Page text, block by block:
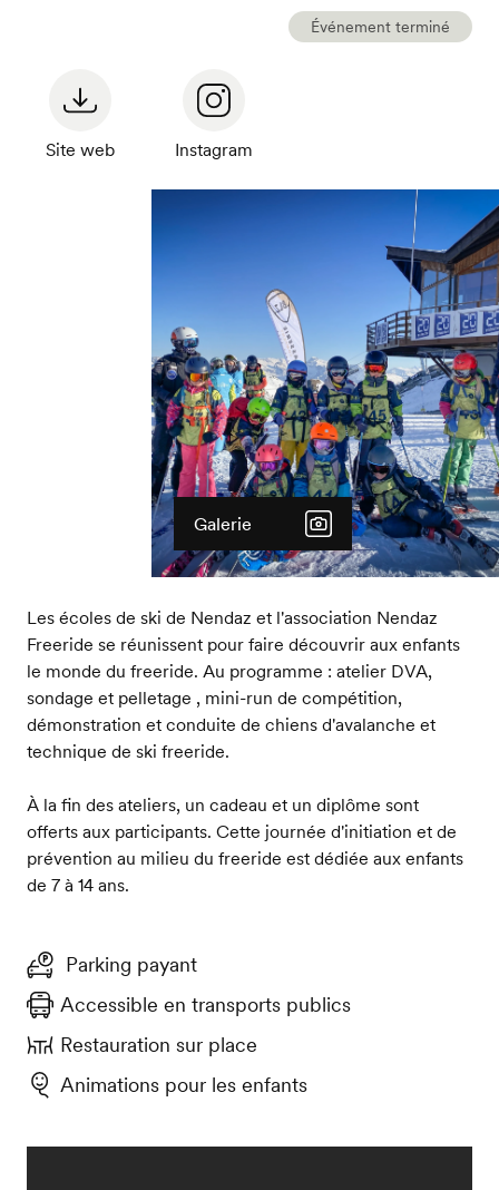
Événement terminé
Site web Instagram
Galerie
Les écoles de ski de Nendaz et l'association Nendaz
Freeride se réunissent pour faire découvrir aux enfants
le monde du freeride. Au programme : atelier DVA,
sondage et pelletage , mini-run de compétition,
démonstration et conduite de chiens d'avalanche et
technique de ski freeride.
À la fin des ateliers, un cadeau et un diplôme sont
offerts aux participants. Cette journée d'initiation et de
prévention au milieu du freeride est dédiée aux enfants
de 7 à 14 ans.
Parking payant
Accessible en transports publics
Restauration sur place
Animations pour les enfants